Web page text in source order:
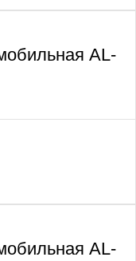
AL-
AL-